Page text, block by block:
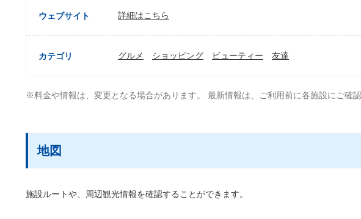
ウェブサイト 詳細はこちら
カテゴリ グルメ ショッピング ビューティー 友達
※料金や情報は、変更となる場合があります。 最新情報は、ご利用前に各施設にご確認
地図
施設ルートや、周辺観光情報を確認することができます。